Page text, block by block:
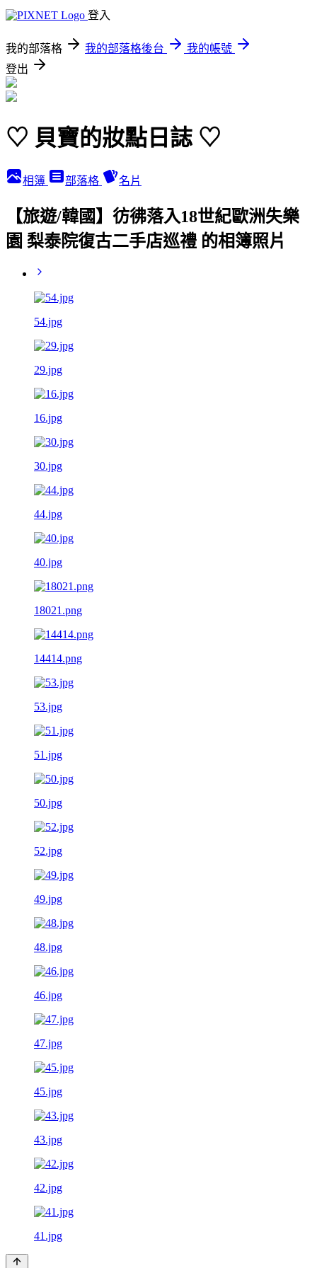
登入
我的部落格 我的部落格後台
我的帳號
登出
♡ 貝寶的妝點日誌 ♡
相簿 部落格 名片
【旅遊/韓國】彷彿落入18世紀歐洲失樂
園 梨泰院復古二手店巡禮 的相簿照片
54.jpg
29.jpg
16.jpg
30.jpg
44.jpg
40.jpg
18021.png
14414.png
53.jpg
51.jpg
50.jpg
52.jpg
49.jpg
48.jpg
46.jpg
47.jpg
45.jpg
43.jpg
42.jpg
41.jpg